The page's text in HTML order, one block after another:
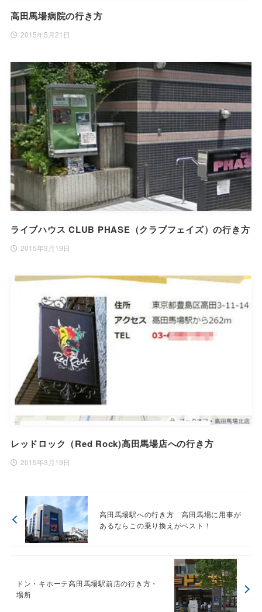
高田馬場病院の行き方
2015年5月21日
ライブハウス CLUB PHASE（クラブフェイズ）の行き方
2015年3月19日
レッドロック（Red Rock)高田馬場店への行き方
2015年3月19日
高田馬場駅への行き方 高田馬場に用事が
あるならこの乗り換えがベスト！
ドン・キホーテ高田馬場駅前店の行き方・
場所